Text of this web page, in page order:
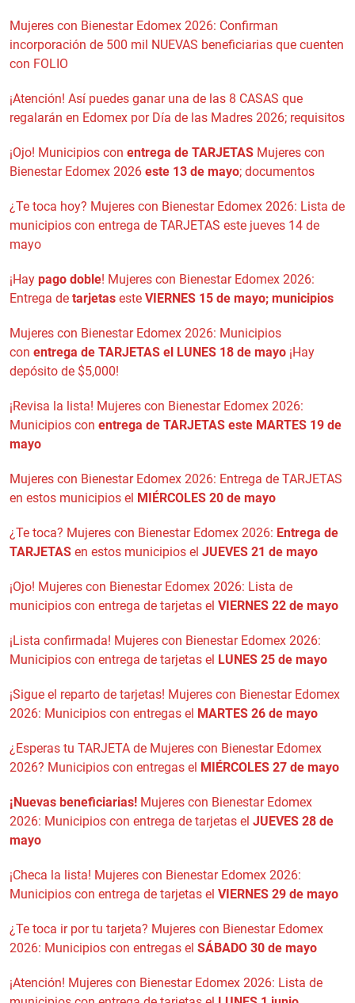
Mujeres con Bienestar Edomex 2026: Confirman
incorporación de 500 mil NUEVAS beneficiarias que cuenten
con FOLIO
¡Atención! Así puedes ganar una de las 8 CASAS que
regalarán en Edomex por Día de las Madres 2026; requisitos
¡Ojo! Municipios con entrega de TARJETAS Mujeres con
Bienestar Edomex 2026 este 13 de mayo; documentos
¿Te toca hoy? Mujeres con Bienestar Edomex 2026: Lista de
municipios con entrega de TARJETAS este jueves 14 de
mayo
¡Hay pago doble! Mujeres con Bienestar Edomex 2026:
Entrega de tarjetas este VIERNES 15 de mayo; municipios
Mujeres con Bienestar Edomex 2026: Municipios
con entrega de TARJETAS el LUNES 18 de mayo ¡Hay
depósito de $5,000!
¡Revisa la lista! Mujeres con Bienestar Edomex 2026:
Municipios con entrega de TARJETAS este MARTES 19 de
mayo
Mujeres con Bienestar Edomex 2026: Entrega de TARJETAS
en estos municipios el MIÉRCOLES 20 de mayo
¿Te toca? Mujeres con Bienestar Edomex 2026: Entrega de
TARJETAS en estos municipios el JUEVES 21 de mayo
¡Ojo! Mujeres con Bienestar Edomex 2026: Lista de
municipios con entrega de tarjetas el VIERNES 22 de mayo
¡Lista confirmada! Mujeres con Bienestar Edomex 2026:
Municipios con entrega de tarjetas el LUNES 25 de mayo
¡Sigue el reparto de tarjetas! Mujeres con Bienestar Edomex
2026: Municipios con entregas el MARTES 26 de mayo
¿Esperas tu TARJETA de Mujeres con Bienestar Edomex
2026? Municipios con entregas el MIÉRCOLES 27 de mayo
¡Nuevas beneficiarias! Mujeres con Bienestar Edomex
2026: Municipios con entrega de tarjetas el JUEVES 28 de
mayo
¡Checa la lista! Mujeres con Bienestar Edomex 2026:
Municipios con entrega de tarjetas el VIERNES 29 de mayo
¿Te toca ir por tu tarjeta? Mujeres con Bienestar Edomex
2026: Municipios con entregas el SÁBADO 30 de mayo
¡Atención! Mujeres con Bienestar Edomex 2026: Lista de